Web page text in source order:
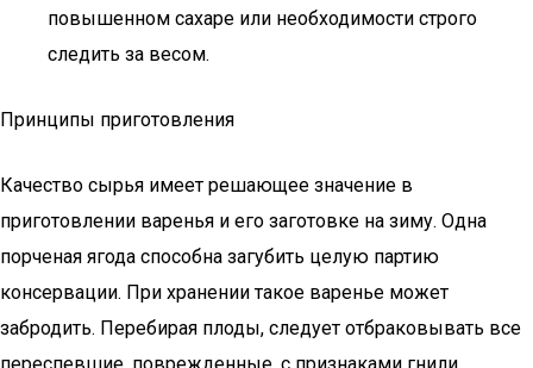
повышенном сахаре или необходимости строго
следить за весом.
Принципы приготовления
Качество сырья имеет решающее значение в
приготовлении варенья и его заготовке на зиму. Одна
порченая ягода способна загубить целую партию
консервации. При хранении такое варенье может
забродить. Перебирая плоды, следует отбраковывать все